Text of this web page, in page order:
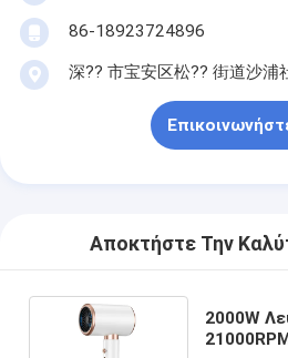
86-18923724896
深?? 市宝安区松?? 街道沙浦
Αποκτήστε Την
2000W